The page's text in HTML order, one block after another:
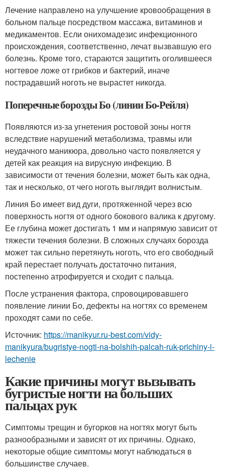
Лечение направлено на улучшение кровообращения в
больном пальце посредством массажа, витаминов и
медикаментов. Если онихомадезис инфекционного
происхождения, соответственно, лечат вызвавшую его
болезнь. Кроме того, стараются защитить оголившееся
ногтевое ложе от грибков и бактерий, иначе
пострадавший ноготь не вырастет никогда.
Поперечные борозды Бо (линии Бо-Рейля)
Появляются из-за угнетения ростовой зоны ногтя
вследствие нарушений метаболизма, травмы или
неудачного маникюра, довольно часто появляется у
детей как реакция на вирусную инфекцию. В
зависимости от течения болезни, может быть как одна,
так и несколько, от чего ноготь выглядит волнистым.
Линия Бо имеет вид дуги, протяженной через всю
поверхность ногтя от одного бокового валика к другому.
Ее глубина может достигать 1 мм и напрямую зависит от
тяжести течения болезни. В сложных случаях борозда
может так сильно перетянуть ноготь, что его свободный
край перестает получать достаточно питания,
постепенно атрофируется и сходит с пальца.
После устранения фактора, спровоцировавшего
появление линии Бо, дефекты на ногтях со временем
проходят сами по себе.
Источник: https://manikyur.ru-best.com/vidy-
manikyura/bugristye-nogti-na-bolshih-palcah-ruk-prichiny-i-
lechenie
Какие причины могут вызывать
бугристые ногти на больших
пальцах рук
Симптомы трещин и бугорков на ногтях могут быть
разнообразными и зависят от их причины. Однако,
некоторые общие симптомы могут наблюдаться в
большинстве случаев.